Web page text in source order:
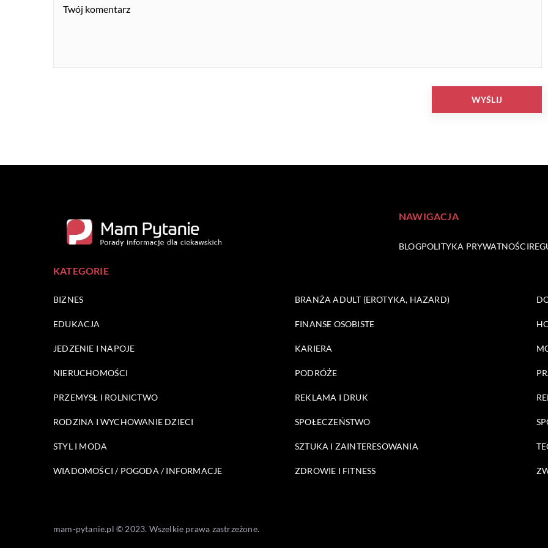
NAWIGACJA
BLOGPOLITYKA PRYWATNOŚCI
KATEGORIE
BIZNES BRANŻA ADULT (EROTYKA, HAZARD)
EDUKACJA FINANSE OSOBISTE
JEDZENIE I NAPOJE KARIERA
NIERUCHOMOŚCI PODRÓŻE
PRZEMYSŁ I ROLNICTWO REKLAMA I DRUK
RODZINA I WYCHOWANIE DZIECI SPOŁECZEŃSTWO
STYL I MODA SZTUKA I ZAINTERESOWANIA
WIADOMOŚCI / POGODA / INFORMACJE ZDROWIE I FITNESS
mam-pytanie.pl © 2023. Wszelkie prawa zastrzeżone.